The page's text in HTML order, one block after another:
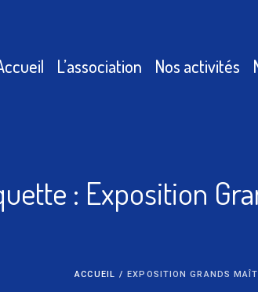
L’association Nos activités
: Exposition
ACCUEIL / EXPOSITION GRANDS